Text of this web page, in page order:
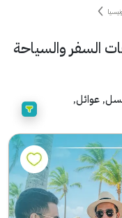
السفر والسياحة
عوائل,